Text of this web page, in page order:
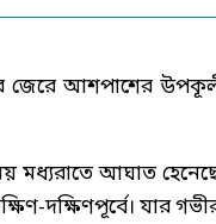
জেরে আশপাশের
মধ্যরাতে আঘাত
দক্ষিণপূর্বে। যার